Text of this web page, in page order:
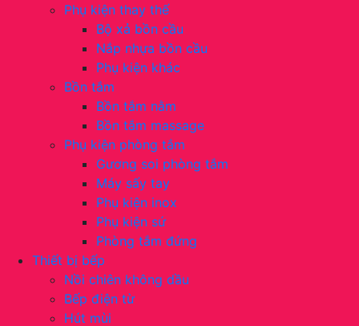
Phụ kiện thay thế
Bộ xả bồn cầu
Nắp nhựa bồn cầu
Phụ kiện khác
Bồn tắm
Bồn tắm nằm
Bồn tắm massage
Phụ kiện phòng tắm
Gương soi phòng tắm
Máy sấy tay
Phụ kiện inox
Phụ kiện sứ
Phòng tắm đứng
Thiết bị bếp
Nồi chiên không dầu
Bếp điện từ
Hút mùi